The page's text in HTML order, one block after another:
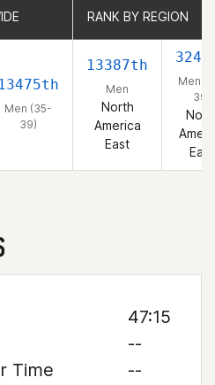
RANK BY REGION
13475th
Men (35-
39)
13387th
Men
North
America
East
Men
39)
East
RANK BY REGION
47:15
--
Time
--